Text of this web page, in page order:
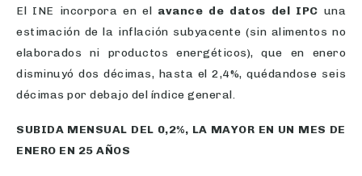
estimación de la inflación subyacente (sin alimentos no
elaborados ni productos energéticos), que en enero
disminuyó dos décimas, hasta el 2,4%, quédandose seis
décimas por debajo del índice general.
ENERO EN 25 AÑOS